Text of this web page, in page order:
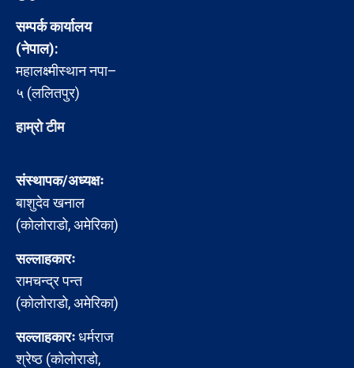
सम्पर्क कार्यालय
(नेपाल):
महालक्ष्मीस्थान नपा–
५ (ललितपुर)
हाम्रो टीम
संस्थापक/अध्यक्षः
बाशुदेव खनाल
(कोलोराडो, अमेरिका)
सल्लाहकारः
रामचन्द्र पन्त
(कोलोराडो, अमेरिका)
सल्लाहकारःधर्मराज
श्रेष्ठ (कोलोराडो,